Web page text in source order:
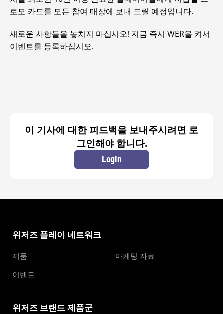
로모 카드를 모든 참여 매장에 보내 드릴 예정입니다.
새로운 사항들을 놓치지 마십시오! 지금 즉시 WER을 켜서
이벤트를 등록하십시오.
이 기사에 대한 피드백을 보내주시려면 로
그인해야 합니다.
Login
위저즈 플레이 네트워크
제품
마케팅 자료
이벤트
위저즈 브랜드 제품군